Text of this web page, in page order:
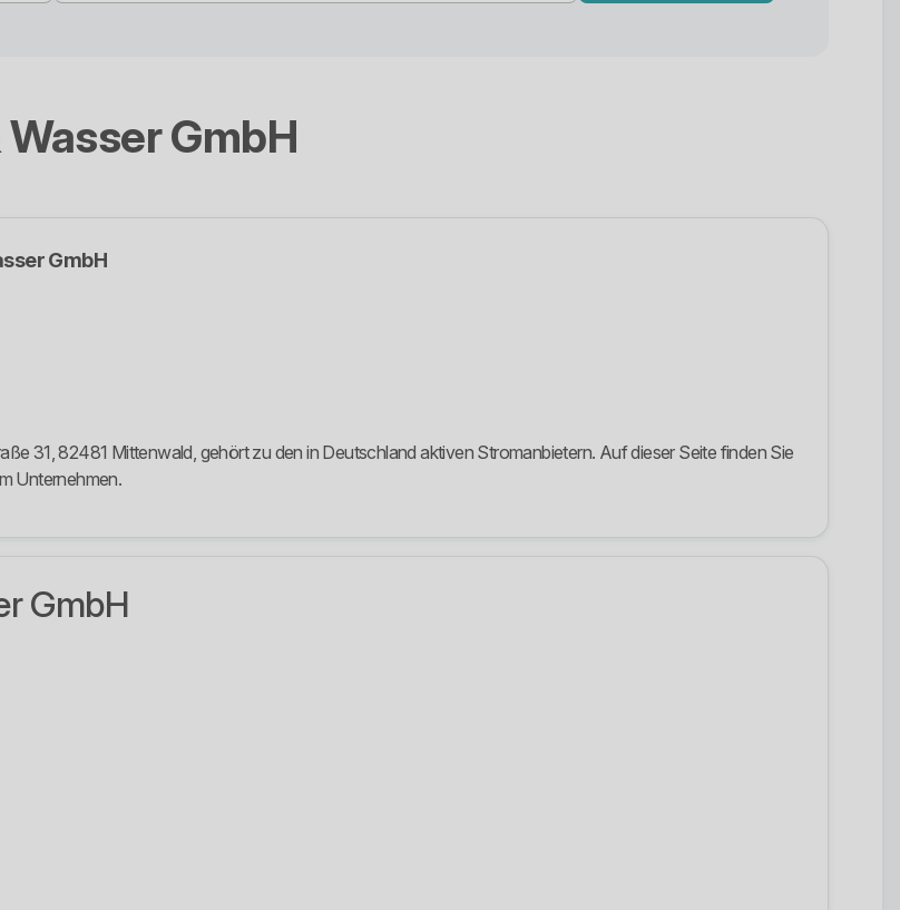
GmbH
GmbH
31, 82481 Mittenwald, gehört zu den in Deutschland aktiven Stromanbietern. Auf dieser Seite finden Sie
Unternehmen.
GmbH